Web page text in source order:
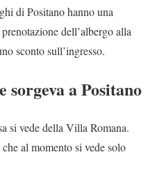
di Positano hanno una
dell’albergo alla
sconto sull’ingresso.
a Positano
si vede della Villa Romana.
al momento si vede solo